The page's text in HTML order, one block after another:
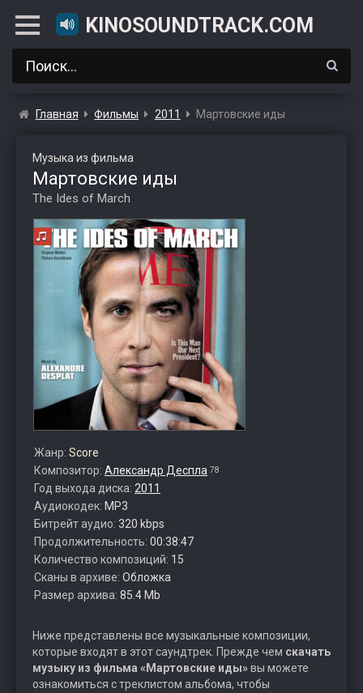
KINOSOUNDTRACK.COM
Главная Фильмы 2011 Мартовские иды
Музыка из фильма
Мартовские иды
The Ides of March
Жанр: Score
Композитор: Александр Деспла 78
Год выхода диска: 2011
Аудиокодек: MP3
Битрейт аудио: 320 kbps
Продолжительность: 00:38:47
Количество композиций: 15
Сканы в архиве: Обложка
Размер архива: 85.4 Mb
Ниже представлены все музыкальные композиции,
которые входят в этот саундтрек. Прежде чем скачать
музыку из фильма «Мартовские иды»вы можете
ознакомиться с треклистом альбома, чтобы